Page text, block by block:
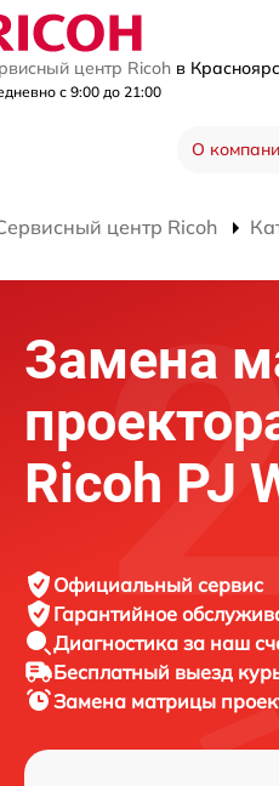
центр Ricoh в
с 9:00 до 21:00
О
центр Ricoh
Замена
Ricoh PJ
Официальный сервис
Гарантийное
Диагностика за наш
Бесплатный выезд
Замена матрицы